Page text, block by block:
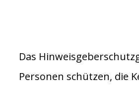
Das
Personen schützen, die